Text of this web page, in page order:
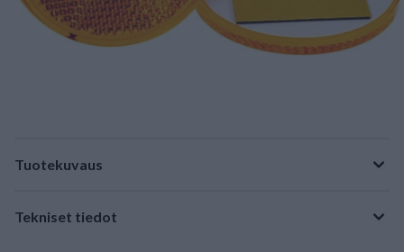
Tuotekuvaus
Tekniset tiedot